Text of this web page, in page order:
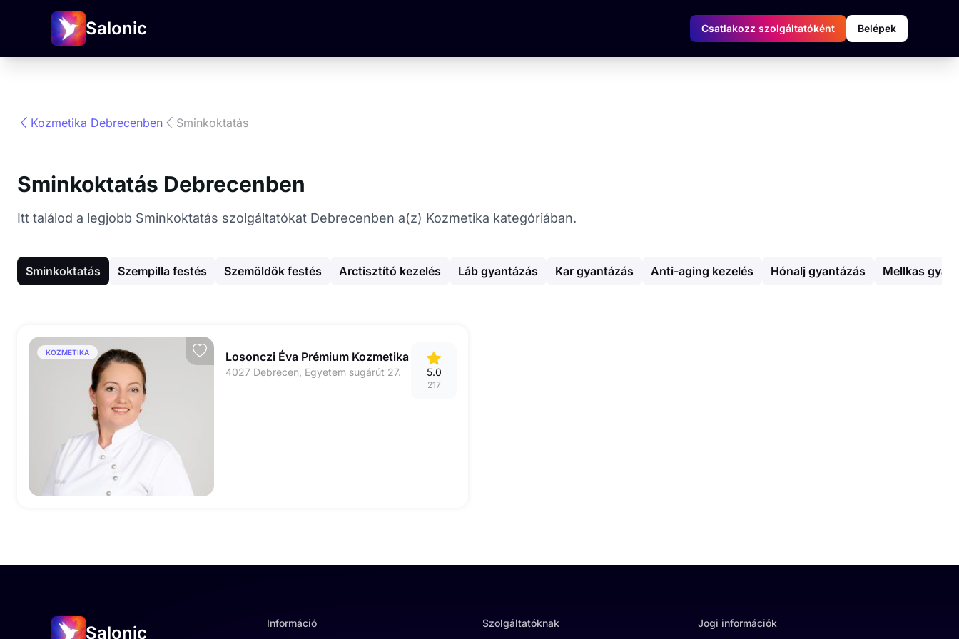
Salonic Csatlakozz szolgáltatóként Belépek
Kozmetika Debrecenben Sminkoktatás
Sminkoktatás Debrecenben
Itt találod a legjobb Sminkoktatás szolgáltatókat Debrecenben a(z) Kozmetika kategóriában.
Sminkoktatás Szempilla festés Szemöldök festés Arctisztító kezelés Láb gyantázás Kar gyantázás Anti-aging kezelés Hónalj gyantázás Mellkas
KOZMETIKA Losonczi Éva Prémium Kozmetika
4027 Debrecen, Egyetem sugárút 27. 5.0
217
Salonic Információ Szolgáltatóknak Jogi információk